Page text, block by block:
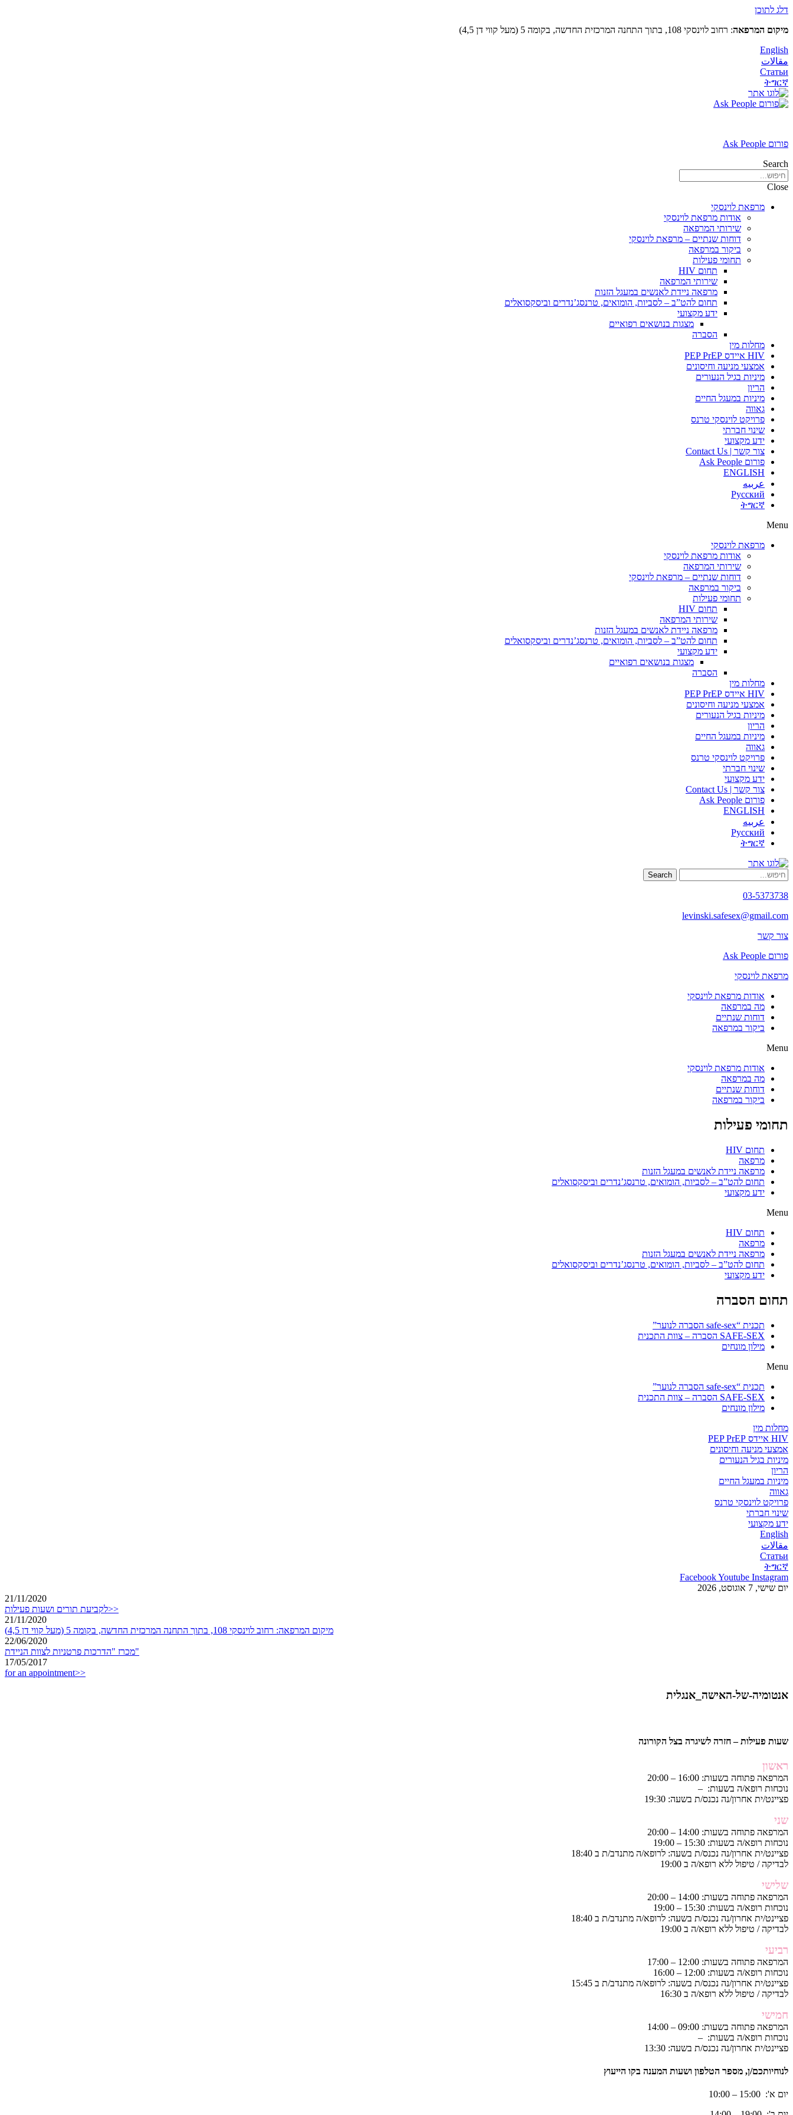
דלג לתוכן
מיקום המרפאה: רחוב לוינסקי 108, בתוך התחנה המרכזית החדשה, בקומה 5 (מעל קווי דן 4,5)
English
مقالات
Статьи
ትግርኛ
פורום Ask People
Search
Close
מרפאת לוינסקי
אודות מרפאת לוינסקי
שירותי המרפאה
דוחות שנתיים – מרפאת לוינסקי
ביקור במרפאה
תחומי פעילות
תחום HIV
שירותי המרפאה
מרפאה ניידת לאנשים במעגל הזנות
תחום להט”ב – לסביות, הומואים, טרנסג’נדרים וביסקסואלים
ידע מקצועי
מצגות בנושאים רפואיים
הסברה
מחלות מין
HIV איידס PEP PrEP
אמצעי מניעה וחיסונים
מיניות בגיל הנעורים
הריון
מיניות במעגל החיים
גאווה
פרויקט לוינסקי טרנס
שינוי חברתי
ידע מקצועי
צור קשר | Contact Us
פורום Ask People
ENGLISH
عربيه
Русский
ትግርኛ
Menu
מרפאת לוינסקי
אודות מרפאת לוינסקי
שירותי המרפאה
דוחות שנתיים – מרפאת לוינסקי
ביקור במרפאה
תחומי פעילות
תחום HIV
שירותי המרפאה
מרפאה ניידת לאנשים במעגל הזנות
תחום להט”ב – לסביות, הומואים, טרנסג’נדרים וביסקסואלים
ידע מקצועי
מצגות בנושאים רפואיים
הסברה
מחלות מין
HIV איידס PEP PrEP
אמצעי מניעה וחיסונים
מיניות בגיל הנעורים
הריון
מיניות במעגל החיים
גאווה
פרויקט לוינסקי טרנס
שינוי חברתי
ידע מקצועי
צור קשר | Contact Us
פורום Ask People
ENGLISH
عربيه
Русский
ትግርኛ
Search
03-5373738
levinski.safesex@gmail.com
צור קשר
פורום Ask People
מרפאת לוינסקי
אודות מרפאת לוינסקי
מה במרפאה
דוחות שנתיים
ביקור במרפאה
Menu
אודות מרפאת לוינסקי
מה במרפאה
דוחות שנתיים
ביקור במרפאה
תחומי פעילות
תחום HIV
מרפאה
מרפאה ניידת לאנשים במעגל הזנות
תחום להט”ב – לסביות, הומואים, טרנסג’נדרים וביסקסואלים
ידע מקצועי
Menu
תחום HIV
מרפאה
מרפאה ניידת לאנשים במעגל הזנות
תחום להט”ב – לסביות, הומואים, טרנסג’נדרים וביסקסואלים
ידע מקצועי
תחום הסברה
תכנית “safe-sex הסברה לנוער”
SAFE-SEX הסברה – צוות התכנית
מילון מונחים
Menu
תכנית “safe-sex הסברה לנוער”
SAFE-SEX הסברה – צוות התכנית
מילון מונחים
מחלות מין
HIV איידס PEP PrEP
אמצעי מניעה וחיסונים
מיניות בגיל הנעורים
הריון
מיניות במעגל החיים
גאווה
פרויקט לוינסקי טרנס
שינוי חברתי
ידע מקצועי
English
مقالات
Статьи
ትግርኛ
FacebookYoutube Instagram
יום שישי, 7 אוגוסט, 2026
21/11/2020
לקביעת תורים ושעות פעילות>>
21/11/2020
מיקום המרפאה: רחוב לוינסקי 108, בתוך התחנה המרכזית החדשה, בקומה 5 (מעל קווי דן 4,5)
22/06/2020
מכרז "הדרכות פרטניות לצוות הניידת"
17/05/2017
for an appointment>>
אנטומיה-של-האישה_אנגלית
שעות פעילות – חזרה לשיגרה בצל הקורונה
ראשון
המרפאה פתוחה בשעות: 16:00 – 20:00
נוכחות רופא/ה בשעות: –
פציינט/ית אחרון/נה נכנס/ת בשעה: 19:30
שני
המרפאה פתוחה בשעות: 14:00 – 20:00
נוכחות רופא/ה בשעות: 15:30 – 19:00
פציינט/ית אחרון/נה נכנס/ת בשעה: לרופא/ה מתנדב/ת ב 18:40
לבדיקה / טיפול ללא רופא/ה ב 19:00
שלישי
המרפאה פתוחה בשעות: 14:00 – 20:00
נוכחות רופא/ה בשעות: 15:30 – 19:00
פציינט/ית אחרון/נה נכנס/ת בשעה: לרופא/ה מתנדב/ת ב 18:40
לבדיקה / טיפול ללא רופא/ה ב 19:00
רביעי
המרפאה פתוחה בשעות: 12:00 – 17:00
נוכחות רופא/ה בשעות: 12:00 – 16:00
פציינט/ית אחרון/נה נכנס/ת בשעה: לרופא/ה מתנדב/ת ב 15:45
לבדיקה / טיפול ללא רופא/ה ב 16:30
חמישי
המרפאה פתוחה בשעות: 09:00 – 14:00
נוכחות רופא/ה בשעות: –
פציינט/ית אחרון/נה נכנס/ת בשעה: 13:30
לנוחיותכם/ן, מספר הטלפון ושעות המענה בקו הייעוץ
יום א': 15:00 – 10:00